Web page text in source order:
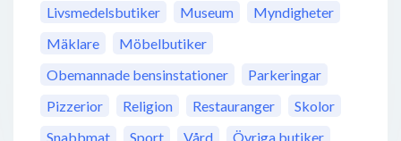
Livsmedelsbutiker
Museum
Myndigheter
Mäklare
Möbelbutiker
Obemannade bensinstationer
Parkeringar
Pizzerior
Religion Restauranger
Skolor
Snabbmat
Sport Vård
Övriga butiker